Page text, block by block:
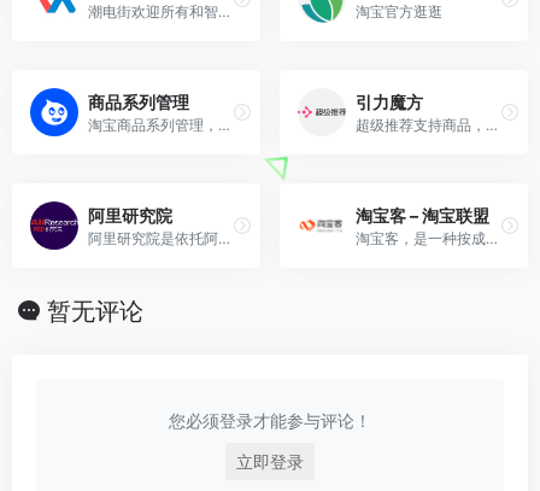
潮电街欢迎所有和智能、科技感、设计感相关的潮品，不限品类，只求够潮够科技，请通过此通道报名单品。 淘宝官方逛逛
商品系列管理
淘宝商品系列管理，链接分类搭建组合
引力魔方
超级推荐支持商品，图文，直播，短视频，淘积木等多种创意，更有长图，智能创意，智能标题，营销卖掉，优惠券权益等多中创意工具，让商家可以以各种内容与消费者互动，玩转信息流营……
阿里研究院
阿里研究院是依托阿里巴巴集团海量数据、深耕小企业前沿案例、集结全球商业智慧，以开放、合作、共建、共创的方式打造具影响力的新商业知识平台。
淘宝客 – 淘宝联盟
淘宝客，是一种按成交计费的推广模式，也指通过推广赚取收益的一类人。
暂无评论
您必须登录才能参与评论！
立即登录